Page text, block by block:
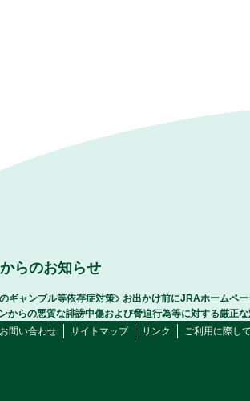
らのお知らせ
ギャンブル等依存症対策
お出かけ前にJRAホームペ
からの悪質な誹謗中傷および脅迫行為等に対する厳正
問い合わせ
サイトマップ リンク ご利用に際し